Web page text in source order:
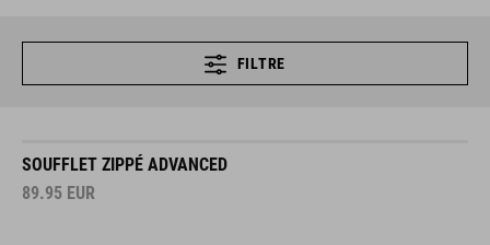
FILTRE
SOUFFLET ZIPPÉ ADVANCED
89.95 EUR